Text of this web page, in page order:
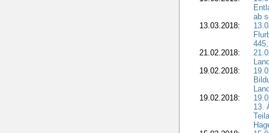
ab
13.03.2018:
21.02.2018:
19.02.2018:
19.02.2018:
13.